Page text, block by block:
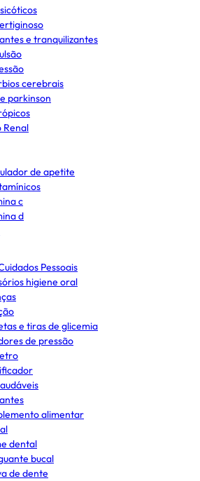
e tranquilizantes
cerebrais
parkinson
de apetite
c
d
Pessoais
higiene oral
e tiras de glicemia
de pressão
alimentar
dental
bucal
de dente